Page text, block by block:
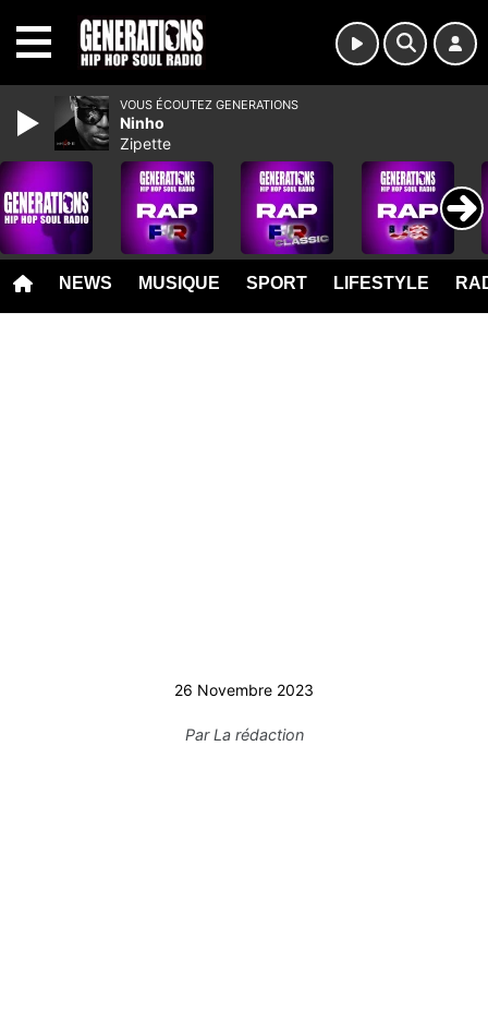
NEWS MUSIQUE SPORT LIFESTYLE
26 Novembre 2023
ParLa rédaction
VOUS ÉCOUTEZ GENERATIONS
Ninho
Zipette